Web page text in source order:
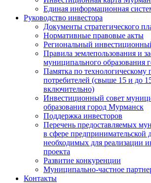
Единая информационная
Руководство инвестора
Документы стратегического
Нормативные правовые акты
Региональный
Правила землепользования и
муниципального образования
Памятка по
потребителей (свыше 15 и до
включительно)
Инвестиционный совет
образования город Мурманск
Поддержка инвесторов
Перечень предоставляемых
в сфере предпринимательской
необходимых для реализации
проекта
Развитие конкуренции
Муниципально-частное
Контакты